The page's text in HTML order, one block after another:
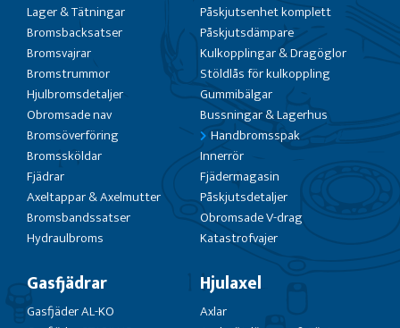
Lager & Tätningar
Bromsbacksatser
Bromsvajrar
Bromstrummor
Hjulbromsdetaljer
Obromsade nav
Bromsöverföring
Bromssköldar
Fjädrar
Axeltappar & Axelmutter
Bromsbandssatser
Hydraulbroms
Påskjutsenhet komplett
Påskjutsdämpare
Kulkopplingar & Dragöglor
Stöldlås för kulkoppling
Gummibälgar
Bussningar & Lagerhus
Handbromsspak
Innerrör
Fjädermagasin
Påskjutsdetaljer
Obromsade V-drag
Katastrofvajer
Gasfjädrar
Gasfjäder AL-KO
Hjulaxel
Axlar